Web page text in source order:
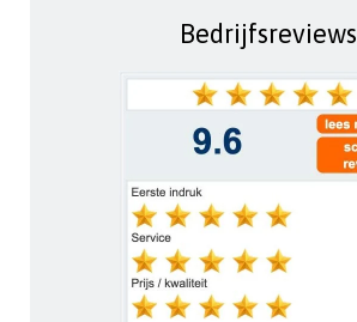
Bedrijfsreviews